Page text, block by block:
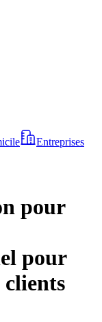
Entreprises
pour
pour
clients